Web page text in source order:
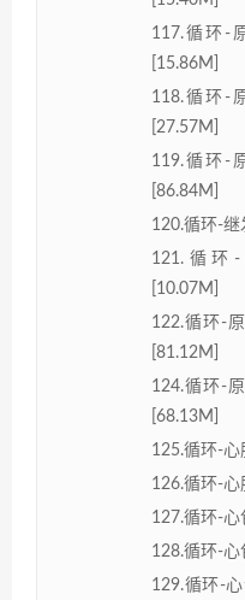
117.循环-
[15.86M]
118.循环-
[27.57M]
119.循环-
[86.84M]
120.循环-继
121.循环
[10.07M]
122.循环-
[81.12M]
124.循环-
[68.13M]
125.循环-心
126.循环-心
127.循环-心
128.循环-心
129.循环-